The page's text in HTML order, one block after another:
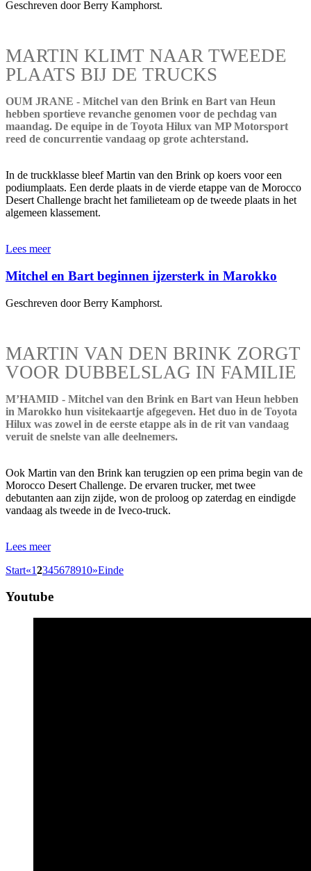
Geschreven door Berry Kamphorst.
MARTIN KLIMT NAAR TWEEDE
PLAATS BIJ DE TRUCKS
OUM JRANE - Mitchel van den Brink en Bart van Heun
hebben sportieve revanche genomen voor de pechdag van
maandag. De equipe in de Toyota Hilux van MP Motorsport
reed de concurrentie vandaag op grote achterstand.
In de truckklasse bleef Martin van den Brink op koers voor een
podiumplaats. Een derde plaats in de vierde etappe van de Morocco
Desert Challenge bracht het familieteam op de tweede plaats in het
algemeen klassement.
Lees meer
Mitchel en Bart beginnen ijzersterk in Marokko
Geschreven door Berry Kamphorst.
MARTIN VAN DEN BRINK ZORGT
VOOR DUBBELSLAG IN FAMILIE
M’HAMID - Mitchel van den Brink en Bart van Heun hebben
in Marokko hun visitekaartje afgegeven. Het duo in de Toyota
Hilux was zowel in de eerste etappe als in de rit van vandaag
veruit de snelste van alle deelnemers.
Ook Martin van den Brink kan terugzien op een prima begin van de
Morocco Desert Challenge. De ervaren trucker, met twee
debutanten aan zijn zijde, won de proloog op zaterdag en eindigde
vandaag als tweede in de Iveco-truck.
Lees meer
Start«12345678910»Einde
Youtube